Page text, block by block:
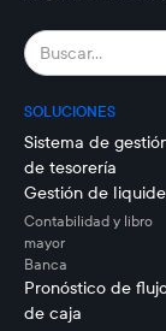
SOLUCIONES
Sistema de
de tesorería
Gestión de
Contabilidad y libro
mayor
Banca
Pronóstico de
de caja